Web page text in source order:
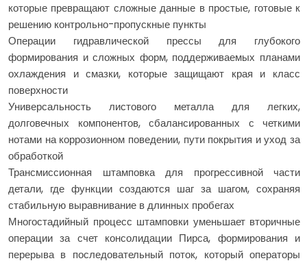
которые превращают сложные данные в простые, готовые к
решению контрольно-пропускные пункты
Операции гидравлической прессы для глубокого
формирования и сложных форм, поддерживаемых планами
охлаждения и смазки, которые защищают края и класс
поверхности
Универсальность листового металла для легких,
долговечных компонентов, сбалансированных с четкими
нотами на коррозионном поведении, пути покрытия и уход за
обработкой
Трансмиссионная штамповка для прогрессивной части
детали, где функции создаются шаг за шагом, сохраняя
стабильную выравнивание в длинных пробегах
Многостадийный процесс штамповки уменьшает вторичные
операции за счет консолидации Пирса, формирования и
перерыва в последовательный поток, который операторы